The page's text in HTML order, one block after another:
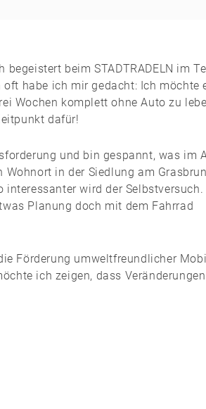
begeistert beim STADTRADELN im
oft habe ich mir gedacht: Ich möchte
Wochen komplett ohne Auto zu
dafür!
und bin gespannt, was im
in der Siedlung am
interessanter wird der Selbstversuch.
Planung doch mit dem Fahrrad
Förderung umweltfreundlicher
ich zeigen, dass